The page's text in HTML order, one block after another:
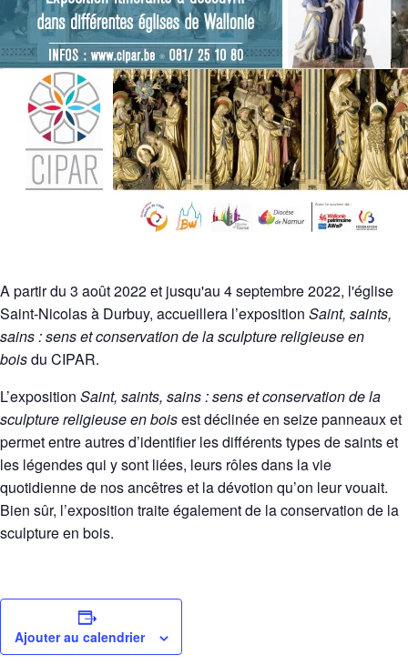
A partir du 3 août 2022 et jusqu'au 4 septembre 2022, l'église
Saint-Nicolas à Durbuy, accueillera l’exposition Saint, saints,
sains : sens et conservation de la sculpture religieuse en
boisdu CIPAR.
L’exposition Saint, saints, sains : sens et conservation de la
sculpture religieuse en boisest déclinée en seize panneaux et
permet entre autres d’identifier les différents types de saints et
les légendes qui y sont liées, leurs rôles dans la vie
quotidienne de nos ancêtres et la dévotion qu’on leur vouait.
Bien sûr, l’exposition traite également de la conservation de la
sculpture en bois.
Ajouter au calendrier